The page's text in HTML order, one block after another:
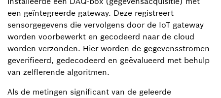
een geïntegreerde gateway. Deze registreert
sensorgegevens die vervolgens door de IoT gateway
worden voorbewerkt en gecodeerd naar de cloud
worden verzonden. Hier worden de gegevensstromen
geverifieerd, gedecodeerd en geëvalueerd met behulp
van zelflerende algoritmen.
Als de metingen significant van de geleerde